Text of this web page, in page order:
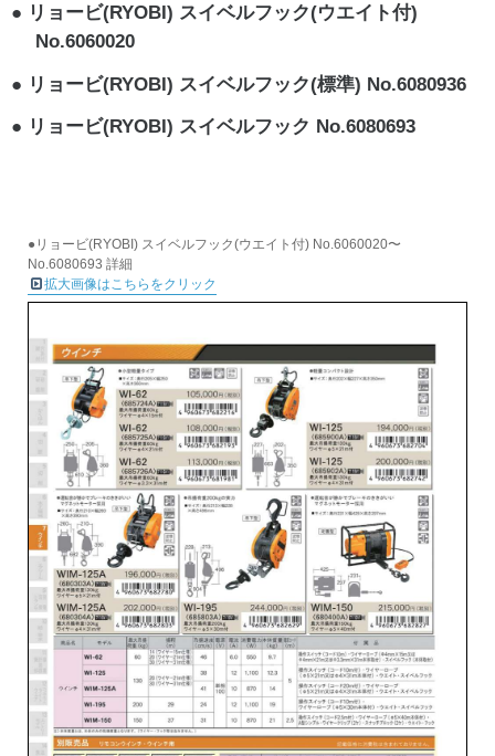
リョービ(RYOBI) スイベルフック(ウエイト付)
No.6060020
リョービ(RYOBI) スイベルフック(標準) No.6080936
リョービ(RYOBI) スイベルフック No.6080693
●リョービ(RYOBI) スイベルフック(ウエイト付) No.6060020〜
No.6080693 詳細
拡大画像はこちらをクリック